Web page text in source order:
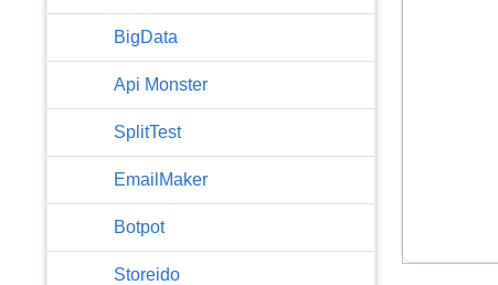
BigData
Api Monster
SplitTest
EmailMaker
Botpot
Storeido